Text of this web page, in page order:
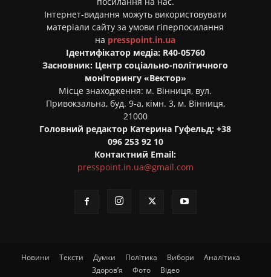
Інтернет-видання можуть використовувати
матеріали сайту за умови гіперпосилання
на presspoint.in.ua
Ідентифікатор медіа: R40-05760
Засновник: Центр соціально-політичного
моніторингу «Вектор»
Місце знаходження: м. Вінниця, вул.
Привокзальна, буд. 9-а, кімн. 3, м. Вінниця,
21000
Головний редактор Катерина Гуфельд: +38
096 253 92 10
Контактний Email:
presspoint.in.ua@gmail.com
Новини Тексти Думки Політика Вибори
Аналітика
Здоров’я
Фото Відео